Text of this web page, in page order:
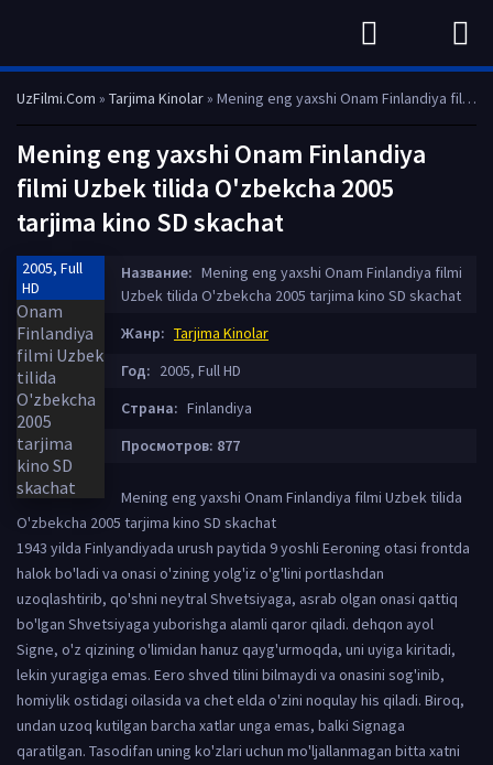
UzFilmi.Com » Tarjima Kinolar» Mening eng yaxshi Onam Finlandiya filmi Uzbek tilida O'zbekcha 2005 tarjima kino SD skachat
Mening eng yaxshi Onam Finlandiya
filmi Uzbek tilida O'zbekcha 2005
tarjima kino SD skachat
2005, Full
HD
Название: Mening eng yaxshi Onam Finlandiya filmi
Uzbek tilida O'zbekcha 2005 tarjima kino SD skachat
Жанр: Tarjima Kinolar
Год: 2005, Full HD
Страна: Finlandiya
Просмотров: 877
Mening eng yaxshi Onam Finlandiya filmi Uzbek tilida
O'zbekcha 2005 tarjima kino SD skachat
1943 yilda Finlyandiyada urush paytida 9 yoshli Eeroning otasi frontda
halok bo'ladi va onasi o'zining yolg'iz o'g'lini portlashdan
uzoqlashtirib, qo'shni neytral Shvetsiyaga, asrab olgan onasi qattiq
bo'lgan Shvetsiyaga yuborishga alamli qaror qiladi. dehqon ayol
Signe, o'z qizining o'limidan hanuz qayg'urmoqda, uni uyiga kiritadi,
lekin yuragiga emas. Eero shved tilini bilmaydi va onasini sog'inib,
homiylik ostidagi oilasida va chet elda o'zini noqulay his qiladi. Biroq,
undan uzoq kutilgan barcha xatlar unga emas, balki Signaga
qaratilgan. Tasodifan uning ko'zlari uchun mo'ljallanmagan bitta xatni